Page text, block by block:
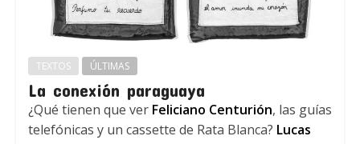
TEXTOS ÚLTIMAS
La conexión paraguaya
¿Qué tienen que ver Feliciano Centurión, las guías
telefónicas y un cassette de Rata Blanca? Lucas